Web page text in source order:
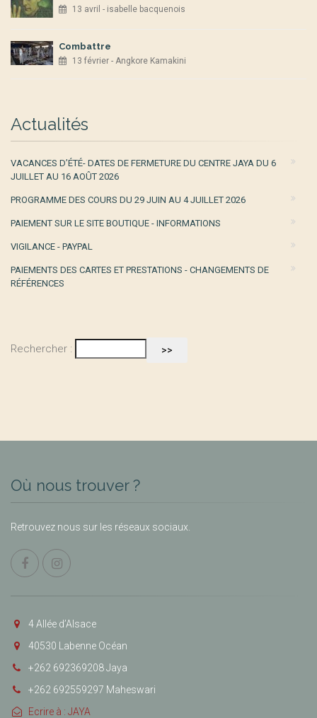
13 avril - isabelle bacquenois
Combattre
13 février - Angkore Kamakini
Actualités
VACANCES D’ÉTÉ- DATES DE FERMETURE DU CENTRE JAYA DU 6
JUILLET AU 16 AOÛT 2026
PROGRAMME DES COURS DU 29 JUIN AU 4 JUILLET 2026
PAIEMENT SUR LE SITE BOUTIQUE - INFORMATIONS
VIGILANCE - PAYPAL
PAIEMENTS DES CARTES ET PRESTATIONS - CHANGEMENTS DE
RÉFÉRENCES
Rechercher :
Où nous trouver ?
Retrouvez nous sur les réseaux sociaux.
4 Allée d’Alsace
40530 Labenne Océan
+262 692369208 Jaya
+262 692559297 Maheswari
Ecrire à : JAYA